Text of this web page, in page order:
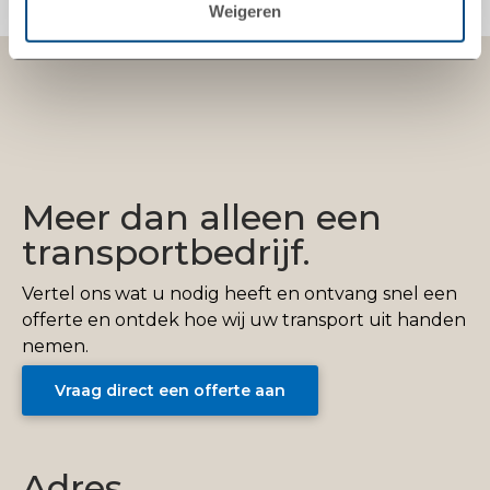
Weigeren
Meer dan alleen een
transportbedrijf.
Vertel ons wat u nodig heeft en ontvang snel een
offerte en ontdek hoe wij uw transport uit handen
nemen.
Vraag direct een offerte aan